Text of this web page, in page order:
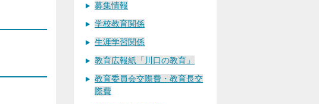
募集情報
学校教育関係
生涯学習関係
教育広報紙「川口の教育」
教育委員会交際費・教育長交
際費